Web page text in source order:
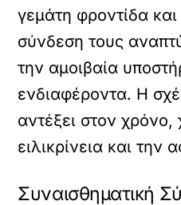
γεμάτη φροντίδα
σύνδεση τους
την αμοιβαία
ενδιαφέροντα. Η
αντέξει στον χρόνο,
ειλικρίνεια και την
Συναισθηματική